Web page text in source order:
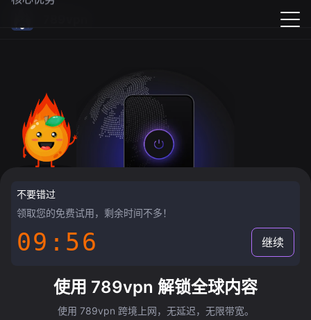
不要错过
领取您的免费试用，剩余时间不多！
09:55 继续
使用 789vpn 解锁全球内容
使用 789vpn 跨境上网，无延迟，无限带宽。